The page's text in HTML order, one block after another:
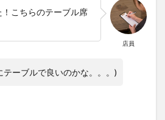
店員
こちらのテーブル席
テーブルで良いのかな。。。)